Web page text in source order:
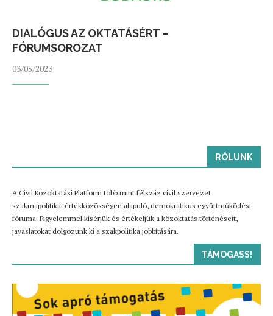
DIALÓGUS AZ OKTATÁSÉRT –
FÓRUMSOROZAT
03/05/2023
RÓLUNK
A Civil Közoktatási Platform több mint félszáz civil szervezet
szakmapolitikai értékközösségen alapuló, demokratikus együttműködési
fóruma. Figyelemmel kísérjük és értékeljük a közoktatás történéseit,
javaslatokat dolgozunk ki a szakpolitika jobbítására.
TÁMOGASS!